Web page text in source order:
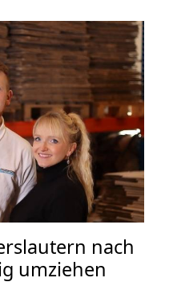
nach
umziehen